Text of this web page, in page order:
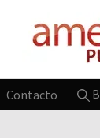
Contacto